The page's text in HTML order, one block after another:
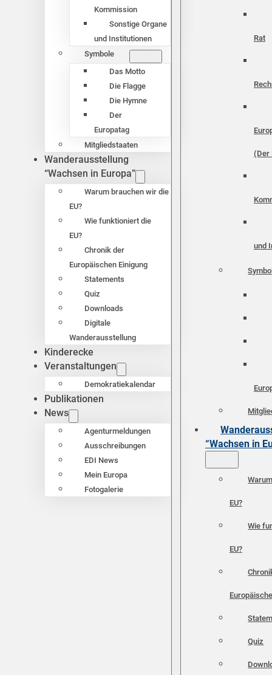
Kommission
Sonstige Organe
und Institutionen
Symbole
Das Motto
Die Flagge
Die Hymne
Der
Europatag
Mitgliedstaaten
Wanderausstellung
“Wachsen in Europa”
Warum brauchen wir die
EU?
Wie funktioniert die
EU?
Chronik der
Europäischen Einigung
Statements
Quiz
Downloads
Digitale
Wanderausstellung
Kinderecke
Veranstaltungen
Demokratiekalendar
Publikationen
News
Agenturmeldungen
Ausschreibungen
EDI News
Mein Europa
Fotogalerie
Rat
(Der
und
“Wachsen in
EU?
Wie
EU?
Quiz